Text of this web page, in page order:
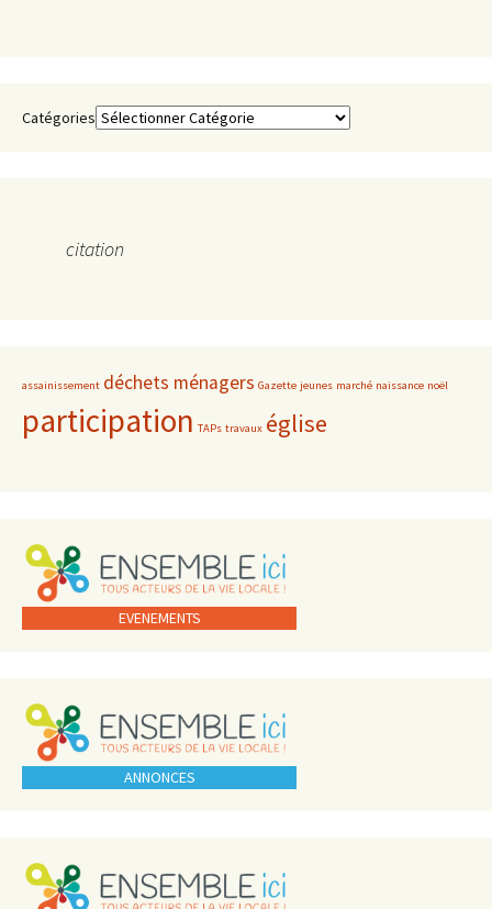
Catégories
citation
assainissement déchets ménagers Gazette jeunes marché naissance noël
participation TAPs travaux église
EVENEMENTS
ANNONCES